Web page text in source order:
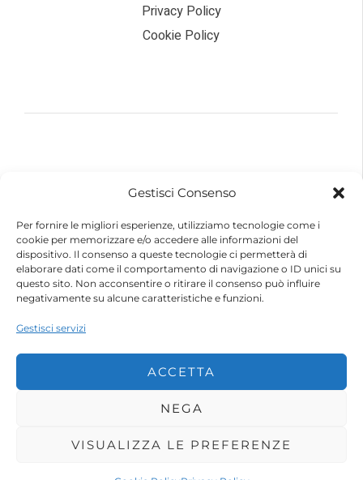
Gestisci Consenso
Per fornire le migliori esperienze, utilizziamo tecnologie come i
cookie per memorizzare e/o accedere alle informazioni del
dispositivo. Il consenso a queste tecnologie ci permetterà di
elaborare dati come il comportamento di navigazione o ID unici su
questo sito. Non acconsentire o ritirare il consenso può influire
negativamente su alcune caratteristiche e funzioni.
Gestisci servizi
ACCETTA
NEGA
VISUALIZZA LE PREFERENZE
Account
Privacy Policy
Cookie Policy
Sede Legale: Via Argine Polcevera, 16D Scala A
CAP 16161 Genova (GE)
Capitale Sociale € 600.000,00 (i.v.)
Registro Imprese di Genova
Codice Fiscale e Partita IVA – 10483110010
R.E.A. Genova n. 459084